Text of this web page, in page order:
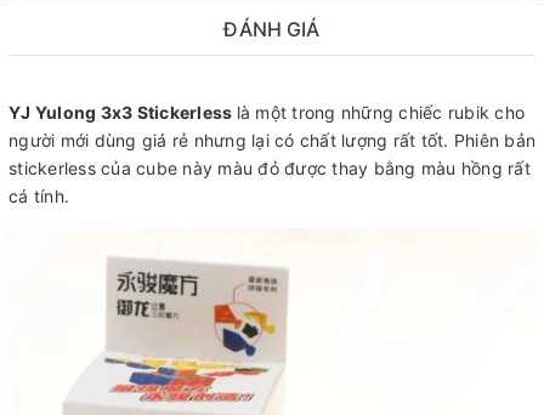
ĐÁNH GIÁ
YJ Yulong 3x3 Stickerless là một trong những chiếc rubik cho
người mới dùng giá rẻ nhưng lại có chất lượng rất tốt. Phiên bản
stickerless của cube này màu đỏ được thay bằng màu hồng rất
cá tính.